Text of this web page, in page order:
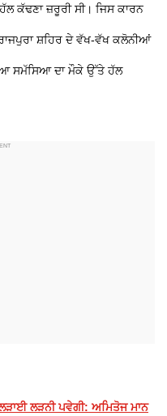
ਕੱਢਣਾ ਜ਼ਰੂਰੀ ਸੀ। ਜਿਸ ਕਾਰਨ
ਸ਼ਹਿਰ ਦੇ ਵੱਖ-ਵੱਖ ਕਲੋਨੀਆਂ
ਸਮੱਸਿਆ ਦਾ ਮੌਕੇ ਉੱਤੇ ਹੱਲ
ਲੜਨੀ ਪਵੇਗੀ: ਅਮਿਤੋਜ ਮਾਨ